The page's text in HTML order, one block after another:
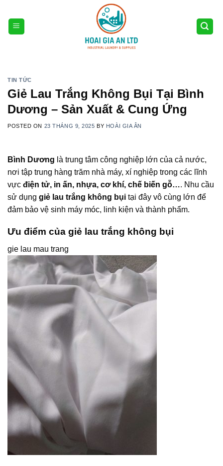
content
TIN TỨC
Giẻ Lau Trắng Không Bụi Tại Bình
Dương – Sản Xuất & Cung Ứng
POSTED ON 23 THÁNG 9, 2025 BY HOÀI GIA ÂN
Bình Dương là trung tâm công nghiệp lớn của cả nước,
nơi tập trung hàng trăm nhà máy, xí nghiệp trong các lĩnh
vực điện tử, in ấn, nhựa, cơ khí, chế biến gỗ…. Nhu cầu
sử dụng giẻ lau trắng không bụi tại đây vô cùng lớn để
đảm bảo vệ sinh máy móc, linh kiện và thành phẩm.
Ưu điểm của giẻ lau trắng không bụi
gie lau mau trang